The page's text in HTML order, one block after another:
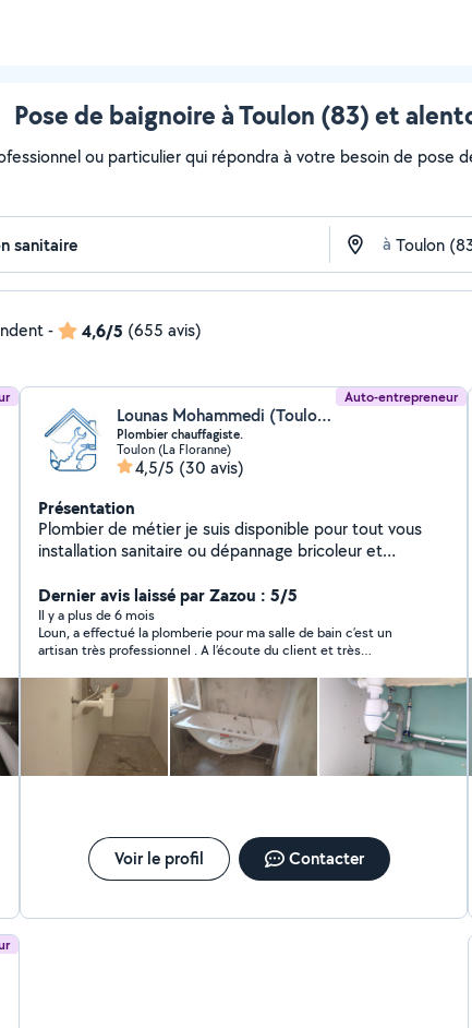
Pose de baignoire à Toulon (83) et
ou particulier qui répondra à votre besoin de pose
à
- 4,6/5 (655 avis)
Auto-entrepreneur
Lounas Mohammedi (Toulon Plomberie Express)
Plombier chauffagiste.
Toulon (La Floranne)
4,5/5 (30 avis)
Présentation
Plombier de métier je suis disponible pour tout vous
installation sanitaire ou dépannage bricoleur et
Dernier avis laissé par Zazou : 5/5
Il y a plus de 6 mois
Loun, a effectué la plomberie pour ma salle de bain c’est un
artisan très professionnel . A l’écoute du client et très
recommande vivement merci à vous
Voir le profil Contacter